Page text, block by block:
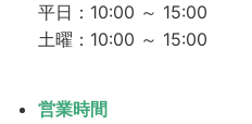
平日：10:00 ～ 15:00
土曜：10:00 ～ 15:00
営業時間